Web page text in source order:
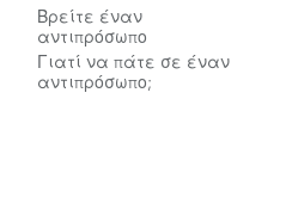
Βρείτε έναν
αντιπρόσωπο
Γιατί να πάτε σε έναν
αντιπρόσωπο;